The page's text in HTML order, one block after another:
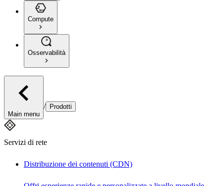
Compute
Osservabilità
Main menu
/ Prodotti
Servizi di rete
Distribuzione dei contenuti (CDN)